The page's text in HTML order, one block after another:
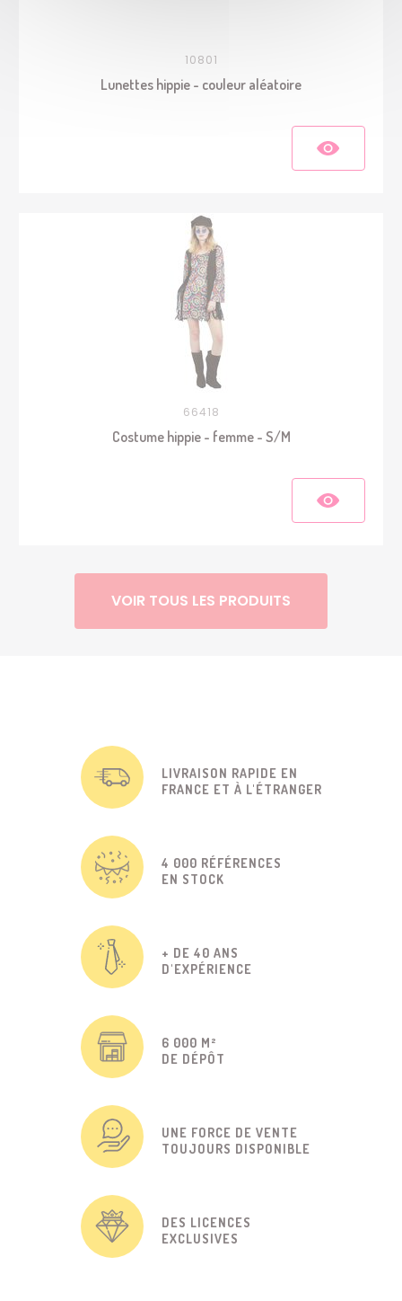
10801
Lunettes hippie - couleur aléatoire
66418
Costume hippie - femme - S/M
VOIR TOUS LES PRODUITS
LIVRAISON RAPIDE EN
FRANCE ET À L'ÉTRANGER
4 000 RÉFÉRENCES
EN STOCK
+ DE 40 ANS
D'EXPÉRIENCE
6 000 M²
DE DÉPÔT
UNE FORCE DE VENTE
TOUJOURS DISPONIBLE
DES LICENCES
EXCLUSIVES